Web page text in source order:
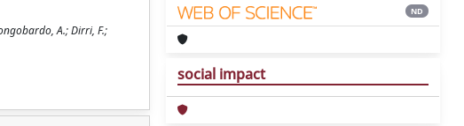
A.; Dirri, F.;
ND
social impact